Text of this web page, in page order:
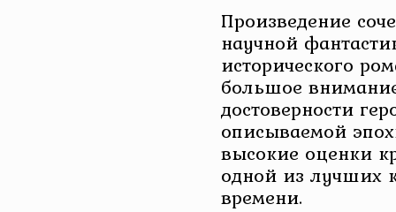
Произведение
научной
исторического
большое
достоверности
описываемой
высокие оценки
одной из лучших
времени.